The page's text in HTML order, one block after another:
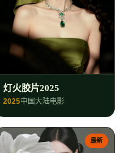
灯火胶片2025
2025中国大陆电影
最新